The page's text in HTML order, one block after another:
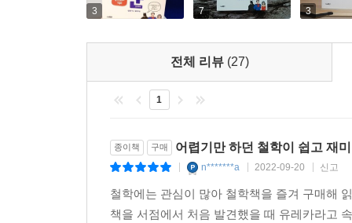
철학을 포켓에 넣어 다니며, 산책할 때, 출퇴근할
유신론자가 됐고, 세상에 대한 사유의 즐거움을
이번에 수능 봤는데 점심 먹을 때마다 영상을 보
LEET(법학적성시험) 준비하면서 함께했는데, 시
미학에서 〈칸트의 판단력 비판 2-숭고함에 대
3 7 3
전체 리뷰 (27)
1
종이책 구매 어렵기만 하던 철학이 쉽고 재
n*******a 2022-09-20 신고
철학에는 관심이 많아 철학책을 즐겨 구매해
책을 서점에서 처음 발견했을 때 유레카라고